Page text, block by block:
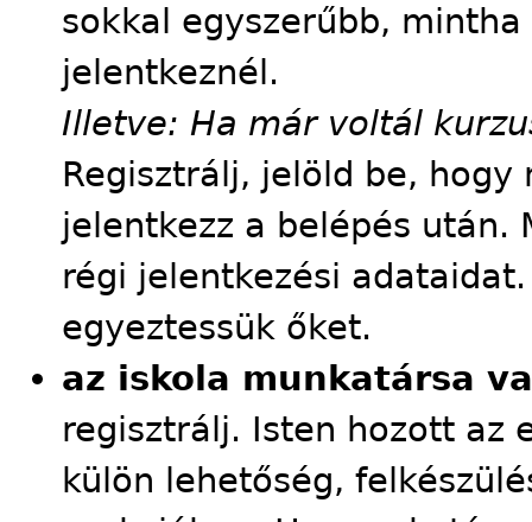
sokkal egyszerűbb,
jelentkeznél.
Illetve: Ha már voltál
Regisztrálj, jelöld be,
jelentkezz a belépés után.
régi jelentkezési
egyeztessük őket.
az iskola munkatársa
regisztrálj. Isten hozott az
külön lehetőség,